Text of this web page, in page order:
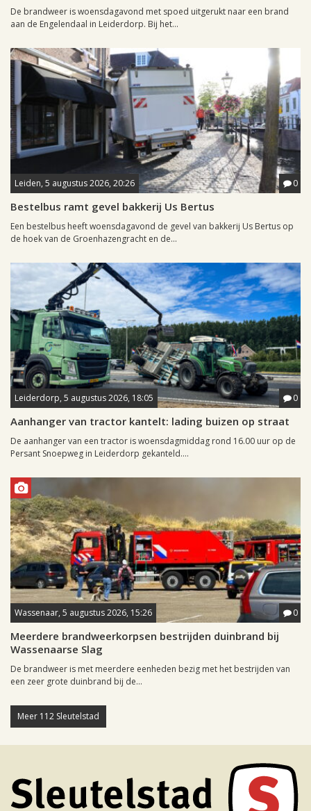
De brandweer is woensdagavond met spoed uitgerukt naar een brand
aan de Engelendaal in Leiderdorp. Bij het...
Leiden, 5 augustus 2026, 20:26 0
Bestelbus ramt gevel bakkerij Us Bertus
Een bestelbus heeft woensdagavond de gevel van bakkerij Us Bertus op
de hoek van de Groenhazengracht en de...
Leiderdorp, 5 augustus 2026, 18:05 0
Aanhanger van tractor kantelt: lading buizen op straat
De aanhanger van een tractor is woensdagmiddag rond 16.00 uur op de
Persant Snoepweg in Leiderdorp gekanteld....
Wassenaar, 5 augustus 2026, 15:26 0
Meerdere brandweerkorpsen bestrijden duinbrand bij
Wassenaarse Slag
De brandweer is met meerdere eenheden bezig met het bestrijden van
een zeer grote duinbrand bij de...
Meer 112 Sleutelstad